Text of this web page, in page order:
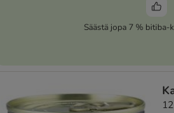
Säästä jopa 7 %